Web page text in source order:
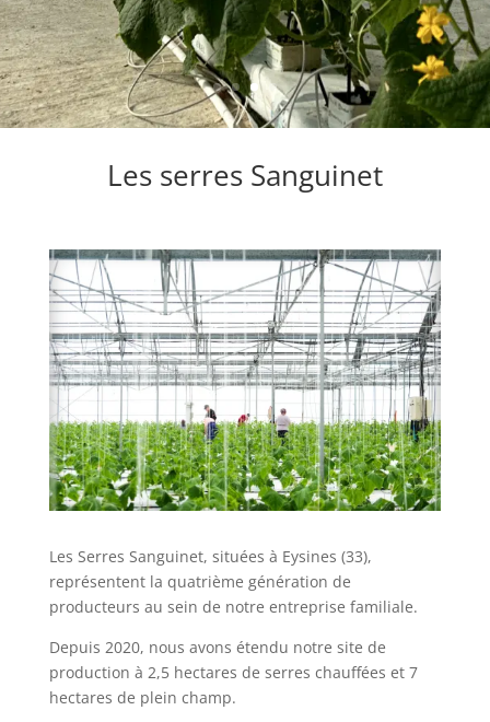
Les serres Sanguinet
Les Serres Sanguinet, situées à Eysines (33),
représentent la quatrième génération de
producteurs au sein de notre entreprise familiale.
Depuis 2020, nous avons étendu notre site de
production à 2,5 hectares de serres chauffées et 7
hectares de plein champ.